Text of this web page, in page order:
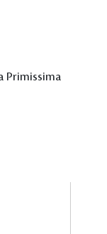
Primissima